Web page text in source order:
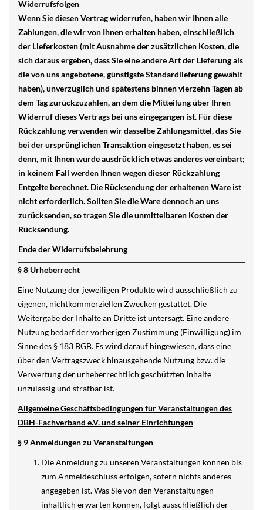
Widerrufsfolgen
Wenn Sie diesen Vertrag widerrufen, haben wir Ihnen alle
Zahlungen, die wir von Ihnen erhalten haben, einschließlich
der Lieferkosten (mit Ausnahme der zusätzlichen Kosten, die
sich daraus ergeben, dass Sie eine andere Art der Lieferung als
die von uns angebotene, günstigste Standardlieferung gewählt
haben), unverzüglich und spätestens binnen vierzehn Tagen ab
dem Tag zurückzuzahlen, an dem die Mitteilung über Ihren
Widerruf dieses Vertrags bei uns eingegangen ist. Für diese
Rückzahlung verwenden wir dasselbe Zahlungsmittel, das Sie
bei der ursprünglichen Transaktion eingesetzt haben, es sei
denn, mit Ihnen wurde ausdrücklich etwas anderes vereinbart;
in keinem Fall werden Ihnen wegen dieser Rückzahlung
Entgelte berechnet. Die Rücksendung der erhaltenen Ware ist
nicht erforderlich. Sollten Sie die Ware dennoch an uns
zurücksenden, so tragen Sie die unmittelbaren Kosten der
Rücksendung.
Ende der Widerrufsbelehrung
§ 8 Urheberrecht
Eine Nutzung der jeweiligen Produkte wird ausschließlich zu
eigenen, nichtkommerziellen Zwecken gestattet. Die
Weitergabe der Inhalte an Dritte ist untersagt. Eine andere
Nutzung bedarf der vorherigen Zustimmung (Einwilligung) im
Sinne des § 183 BGB. Es wird darauf hingewiesen, dass eine
über den Vertragszweck hinausgehende Nutzung bzw. die
Verwertung der urheberrechtlich geschützten Inhalte
unzulässig und strafbar ist.
Allgemeine Geschäftsbedingungen für Veranstaltungen des
DBH-Fachverband e.V. und seiner Einrichtungen
§ 9 Anmeldungen zu Veranstaltungen
Die Anmeldung zu unseren Veranstaltungen können bis
zum Anmeldeschluss erfolgen, sofern nichts anderes
angegeben ist. Was Sie von den Veranstaltungen
inhaltlich erwarten können, folgt ausschließlich der